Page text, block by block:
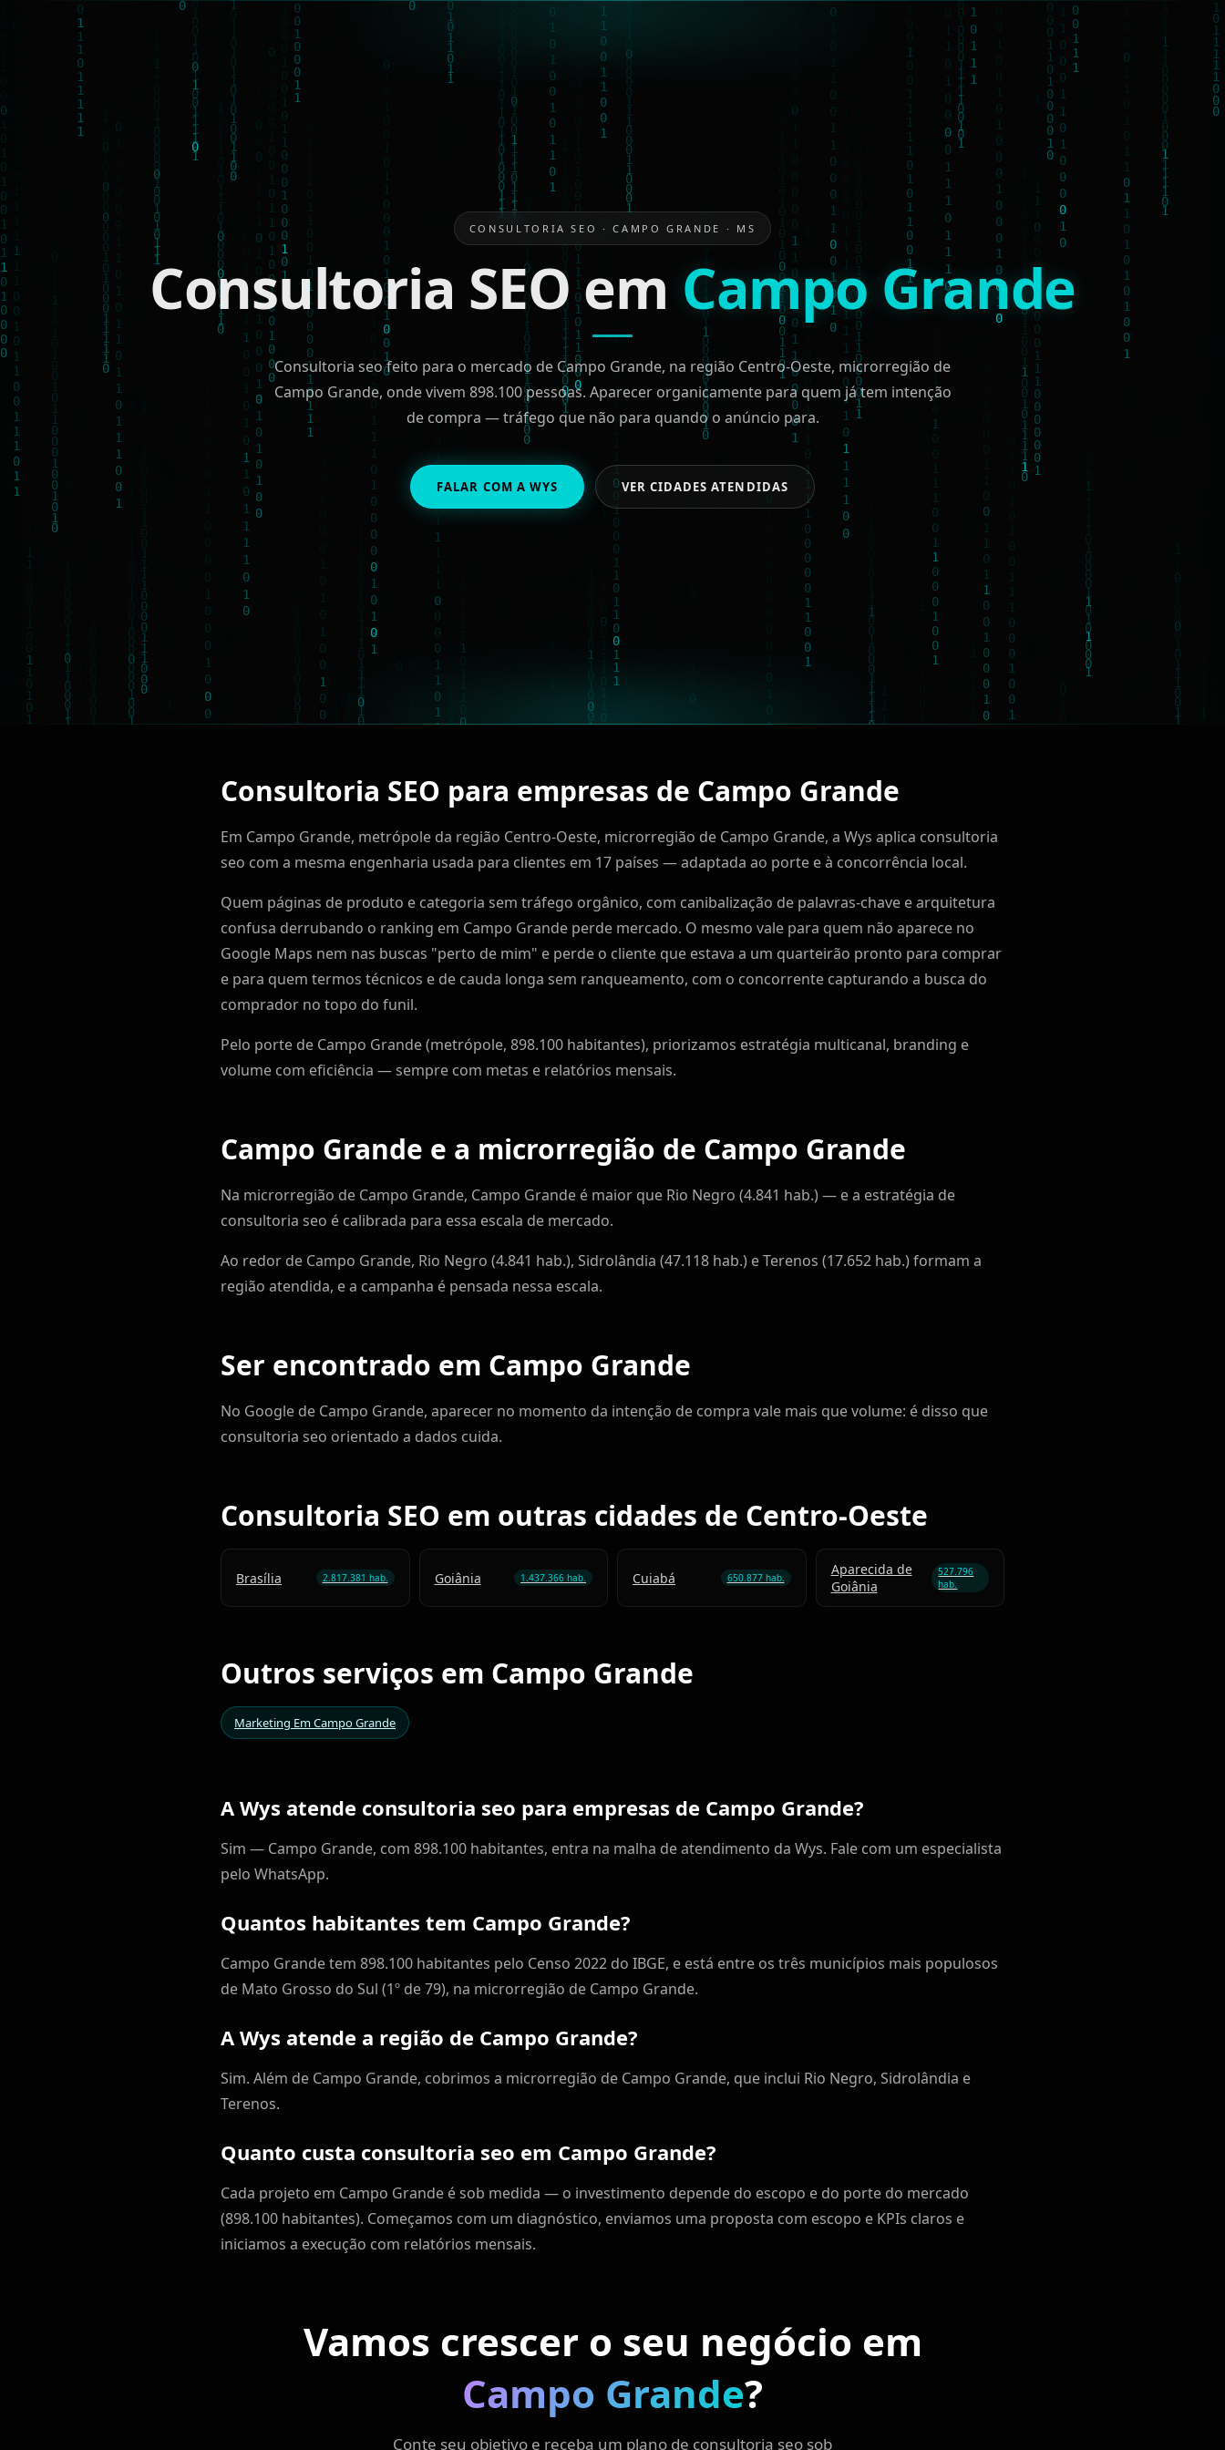
CONSULTORIA SEO · CAMPO GRANDE · MS
Consultoria SEO em Campo Grande
Consultoria seo feito para o mercado de Campo Grande, na região Centro-Oeste, microrregião de
Campo Grande, onde vivem 898.100 pessoas. Aparecer organicamente para quem já tem intenção
de compra — tráfego que não para quando o anúncio para.
FALAR COM A WYS VER CIDADES ATENDIDAS
Consultoria SEO para empresas de Campo Grande
Em Campo Grande, metrópole da região Centro-Oeste, microrregião de Campo Grande, a Wys aplica consultoria
seo com a mesma engenharia usada para clientes em 17 países — adaptada ao porte e à concorrência local.
Quem páginas de produto e categoria sem tráfego orgânico, com canibalização de palavras-chave e arquitetura
confusa derrubando o ranking em Campo Grande perde mercado. O mesmo vale para quem não aparece no
Google Maps nem nas buscas "perto de mim" e perde o cliente que estava a um quarteirão pronto para comprar
e para quem termos técnicos e de cauda longa sem ranqueamento, com o concorrente capturando a busca do
comprador no topo do funil.
Pelo porte de Campo Grande (metrópole, 898.100 habitantes), priorizamos estratégia multicanal, branding e
volume com eficiência — sempre com metas e relatórios mensais.
Campo Grande e a microrregião de Campo Grande
Na microrregião de Campo Grande, Campo Grande é maior que Rio Negro (4.841 hab.) — e a estratégia de
consultoria seo é calibrada para essa escala de mercado.
Ao redor de Campo Grande, Rio Negro (4.841 hab.), Sidrolândia (47.118 hab.) e Terenos (17.652 hab.) formam a
região atendida, e a campanha é pensada nessa escala.
Ser encontrado em Campo Grande
No Google de Campo Grande, aparecer no momento da intenção de compra vale mais que volume: é disso que
consultoria seo orientado a dados cuida.
Consultoria SEO em outras cidades de Centro-Oeste
Brasília 2.817.381 hab. Goiânia 1.437.366 hab. Cuiabá 650.877 hab.
Aparecida de
Goiânia
527.796
hab.
Outros serviços em Campo Grande
Marketing Em Campo Grande
A Wys atende consultoria seo para empresas de Campo Grande?
Sim — Campo Grande, com 898.100 habitantes, entra na malha de atendimento da Wys. Fale com um especialista
pelo WhatsApp.
Quantos habitantes tem Campo Grande?
Campo Grande tem 898.100 habitantes pelo Censo 2022 do IBGE, e está entre os três municípios mais populosos
de Mato Grosso do Sul (1º de 79), na microrregião de Campo Grande.
A Wys atende a região de Campo Grande?
Sim. Além de Campo Grande, cobrimos a microrregião de Campo Grande, que inclui Rio Negro, Sidrolândia e
Terenos.
Quanto custa consultoria seo em Campo Grande?
Cada projeto em Campo Grande é sob medida — o investimento depende do escopo e do porte do mercado
(898.100 habitantes). Começamos com um diagnóstico, enviamos uma proposta com escopo e KPIs claros e
iniciamos a execução com relatórios mensais.
Vamos crescer o seu negócio em
Campo Grande?
Conte seu objetivo e receba um plano de consultoria seo sob